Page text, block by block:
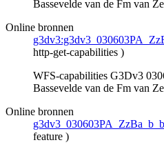
Bassevelde van de Fm van
Online bronnen
http-get-capabilities )
WFS-capabilities G3Dv3
Bassevelde van de Fm van
Online bronnen
feature )